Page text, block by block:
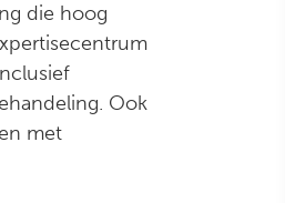
die hoog
Ook
met